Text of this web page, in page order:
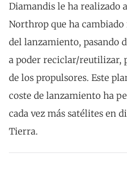
Diamandis le ha realizado
Northrop que ha
del lanzamiento, pasando
a poder reciclar/reutilizar,
de los propulsores. Este
coste de lanzamiento ha
cada vez más satélites en
Tierra.